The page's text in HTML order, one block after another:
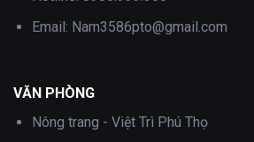
Email: Nam3586pto@gmail.com
VĂN PHÒNG
Nông trang - Việt Trì Phú Thọ